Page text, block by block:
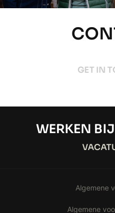
GET IN
WERKEN
Algemene
Algemene